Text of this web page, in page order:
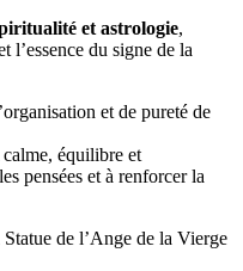
et astrologie,
l’essence du signe de la
et de pureté de
calme, équilibre et
pensées et à renforcer la
Statue de l’Ange de la Vierge